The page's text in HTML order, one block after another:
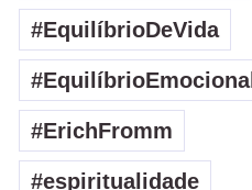
#EquilíbrioDeVida
#EquilíbrioEmocional
#ErichFromm
#espiritualidade